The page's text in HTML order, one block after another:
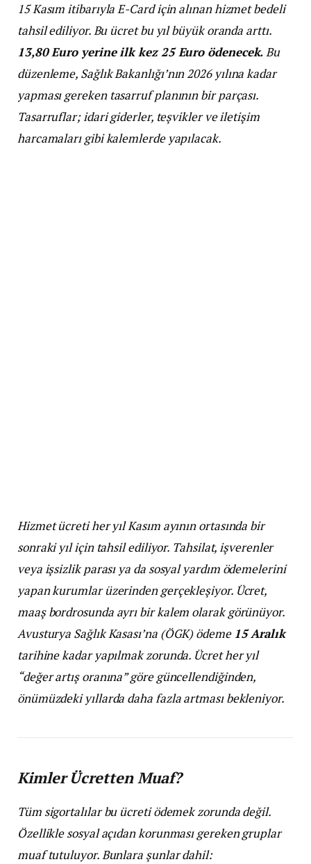
15 Kasım itibarıyla E-Card için alınan hizmet bedeli
tahsil ediliyor. Bu ücret bu yıl büyük oranda arttı.
13,80 Euro yerine ilk kez 25 Euro ödenecek.Bu
düzenleme, Sağlık Bakanlığı’nın 2026 yılına kadar
yapması gereken tasarruf planının bir parçası.
Tasarruflar; idari giderler, teşvikler ve iletişim
harcamaları gibi kalemlerde yapılacak.
Hizmet ücreti her yıl Kasım ayının ortasında bir
sonraki yıl için tahsil ediliyor. Tahsilat, işverenler
veya işsizlik parası ya da sosyal yardım ödemelerini
yapan kurumlar üzerinden gerçekleşiyor. Ücret,
maaş bordrosunda ayrı bir kalem olarak görünüyor.
Avusturya Sağlık Kasası’na (ÖGK) ödeme 15 Aralık
tarihine kadar yapılmak zorunda. Ücret her yıl
“değer artış oranına” göre güncellendiğinden,
önümüzdeki yıllarda daha fazla artması bekleniyor.
Kimler Ücretten Muaf?
Tüm sigortalılar bu ücreti ödemek zorunda değil.
Özellikle sosyal açıdan korunması gereken gruplar
muaf tutuluyor. Bunlara şunlar dahil: